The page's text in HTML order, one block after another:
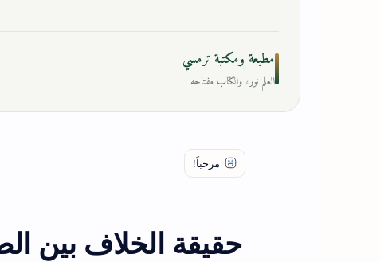
مطبعة ومكتبة ترمسي
العلم نور، والكتاب مفتاحه
حقيقة الخلاف بين